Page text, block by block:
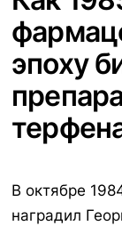
эпоху
В октябре
наградил